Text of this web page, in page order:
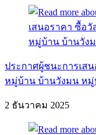
ประกาศผู้ชนะการเส
หมู่บ้าน บ้านวังมน หมู่
2 ธันวาคม 2025